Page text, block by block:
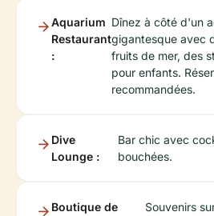
Aquarium
Restaurant
:
Dînez à côté d'un
gigantesque avec
fruits de mer, des
pour enfants.
recommandées.
Dive
Lounge :
Bar chic avec
bouchées.
Boutique de
Souvenirs